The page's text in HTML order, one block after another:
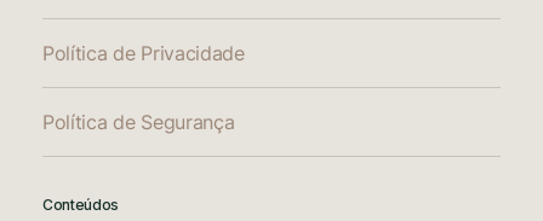
Política de Privacidade
Política de Segurança
Conteúdos